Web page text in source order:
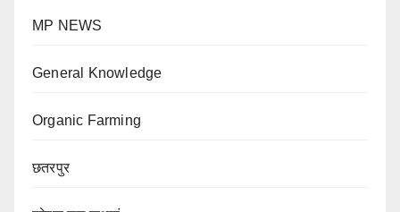
MP NEWS
General Knowledge
Organic Farming
छतरपुर